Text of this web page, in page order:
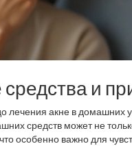
и
лечения акне в
средств может не
особенно важно для